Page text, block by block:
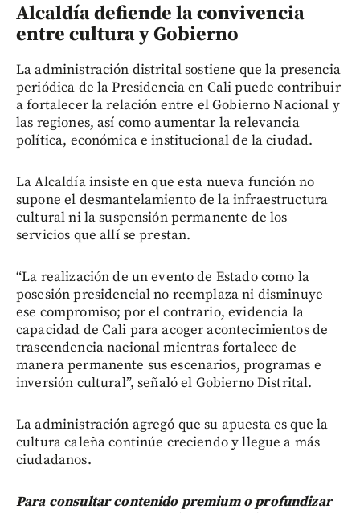
Alcaldía defiende la convivencia
entre cultura y Gobierno
La administración distrital sostiene que la presencia
periódica de la Presidencia en Cali puede contribuir
a fortalecer la relación entre el Gobierno Nacional y
las regiones, así como aumentar la relevancia
política, económica e institucional de la ciudad.
La Alcaldía insiste en que esta nueva función no
supone el desmantelamiento de la infraestructura
cultural ni la suspensión permanente de los
servicios que allí se prestan.
“La realización de un evento de Estado como la
posesión presidencial no reemplaza ni disminuye
ese compromiso; por el contrario, evidencia la
capacidad de Cali para acoger acontecimientos de
trascendencia nacional mientras fortalece de
manera permanente sus escenarios, programas e
inversión cultural”, señaló el Gobierno Distrital.
La administración agregó que su apuesta es que la
cultura caleña continúe creciendo y llegue a más
ciudadanos.
Para consultar contenido premium o profundizar